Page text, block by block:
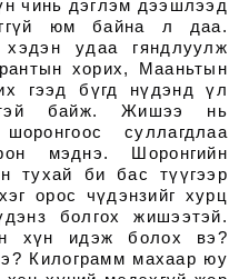
чинь дэглэм дээшлээд
юм байна л даа.
удаа гяндлуулж
хорих, Мааньтын
гээд бүгд нүдэнд үл
байж. Жишээ нь
суллагдлаа
мэднэ. Шоронгийн
тухай би бас түүгээр
орос чүдэнзийг хурц
болгох жишээтэй.
хүн идэж болох вэ?
Килограмм махаар юу